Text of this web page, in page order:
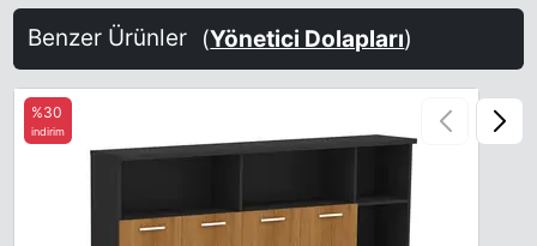
Benzer Ürünler (Yönetici Dolapları)
%30
indirim